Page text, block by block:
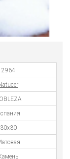
2964
30x30